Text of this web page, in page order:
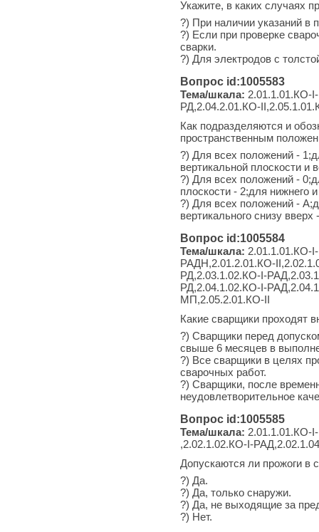
Укажите, в каких случаях
?) При наличии указаний в
?) Если при проверке
сварки.
?) Для электродов с
Вопрос id:1005583
Тема/шкала: 2.01.1.01.КО-
РД,2.04.2.01.КО-
Как подразделяются и
пространственным
?) Для всех положений -
вертикальной плоскости и
?) Для всех положений -
плоскости - 2;для нижнего
?) Для всех положений -
вертикального снизу вверх
Вопрос id:1005584
Тема/шкала: 2.01.1.01.КО-
РАДН,2.01.2.01.КО-
РД,2.03.1.02.КО-I-
РД,2.04.1.02.КО-I-
МП,2.05.2.01.КО-II
Какие сварщики проходят
?) Сварщики перед
свыше 6 месяцев в
?) Все сварщики в целях
сварочных работ.
?) Сварщики, после
неудовлетворительное
Вопрос id:1005585
Тема/шкала: 2.01.1.01.КО-
,2.02.1.02.КО-I-
Допускаются ли прожоги в
?) Да.
?) Да, только снаружи.
?) Да, не выходящие за
?) Нет.